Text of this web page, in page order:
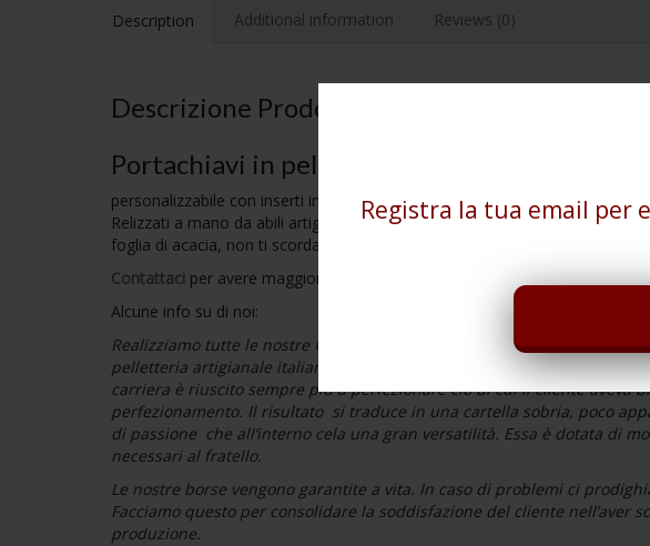
Registra la tua email per
Description Additional information Reviews (0)
Descrizione Prodotto
Portachiavi in pelle
personalizzabile con inserti in metallo.
Relizzati a mano da abili artigiani italiani. Pin in metallo disponibile in diversi
foglia di acacia, non ti scordar di me, squadra e compasso, nodo d’amore.
Contattaci per avere maggiori informazioni, saremo felici di risponderti ed
Alcune info su di noi:
Realizziamo tutte le nostre Cartelle
interamente in Italia. La nostra
pelletteria artigianale italiana; in quanto il fondatore ha intrapreso la
carriera è riuscito sempre più a perfezionare ciò di cui il cliente aveva
perfezionamento. Il risultato si traduce in una cartella sobria, poco
di passione che all’interno cela una gran versatilità. Essa è dotata di
necessari al fratello.
Le nostre borse vengono garantite a vita. In caso di problemi ci
Facciamo questo per consolidare la soddisfazione del cliente nell’aver
produzione.